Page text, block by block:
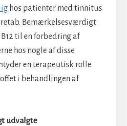
hos patienter med tinnitus
Bemærkelsesværdigt
til en forbedring af
hos nogle af disse
en terapeutisk rolle
i behandlingen af
udvalgte